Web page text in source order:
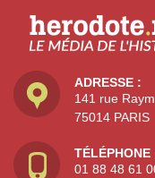
ADRESSE :
141 rue
75014 PARIS
TÉLÉPHONE
01 88 48 61